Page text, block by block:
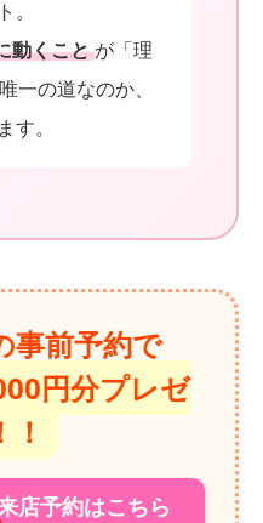
。
動くことが「理
一の道なのか、
す。
事前予約で
円分プレゼ
店予約はこちら